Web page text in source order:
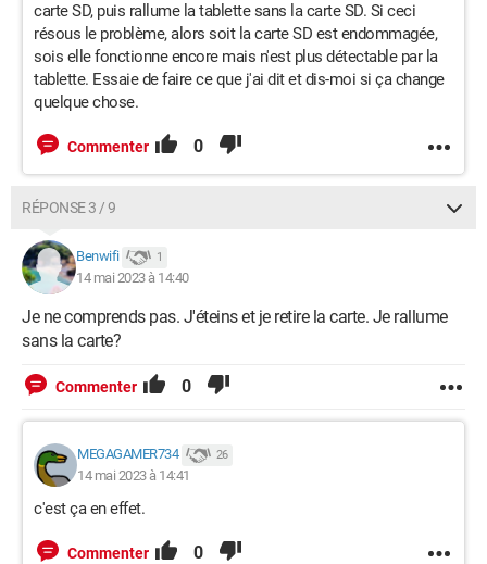
carte SD, puis rallume la tablette sans la carte SD. Si ceci
résous le problème, alors soit la carte SD est endommagée,
sois elle fonctionne encore mais n'est plus détectable par la
tablette. Essaie de faire ce que j'ai dit et dis-moi si ça change
quelque chose.
Commenter 0
RÉPONSE 3 / 9
Benwifi 1
14 mai 2023 à 14:40
Je ne comprends pas. J'éteins et je retire la carte. Je rallume
sans la carte?
Commenter 0
MEGAGAMER734 26
14 mai 2023 à 14:41
c'est ça en effet.
Commenter 0